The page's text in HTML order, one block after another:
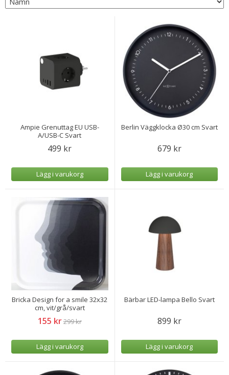
Ampie Grenuttag EU USB-
A/USB-C Svart
499 kr
Lägg i varukorg
Berlin Väggklocka Ø30 cm Svart
679 kr
Lägg i varukorg
Bricka Design for a smile 32x32
cm, vit/grå/svart
155 kr299 kr
Lägg i varukorg
Bärbar LED-lampa Bello Svart
899 kr
Lägg i varukorg